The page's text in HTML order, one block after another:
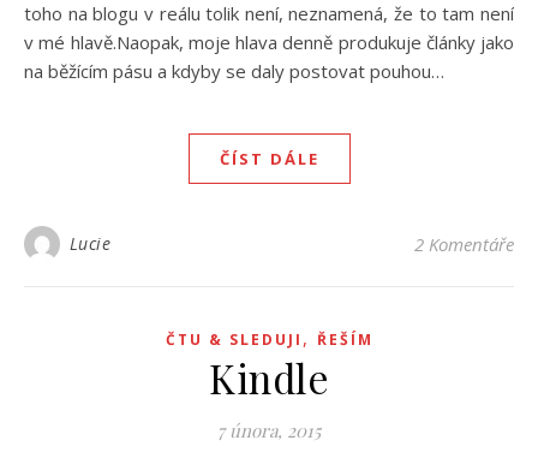
toho na blogu v reálu tolik není, neznamená, že to tam není
v mé hlavě.Naopak, moje hlava denně produkuje články jako
na běžícím pásu a kdyby se daly postovat pouhou…
ČÍST DÁLE
Lucie 2 Komentáře
ČTU & SLEDUJI , ŘEŠÍM
Kindle
7 února, 2015